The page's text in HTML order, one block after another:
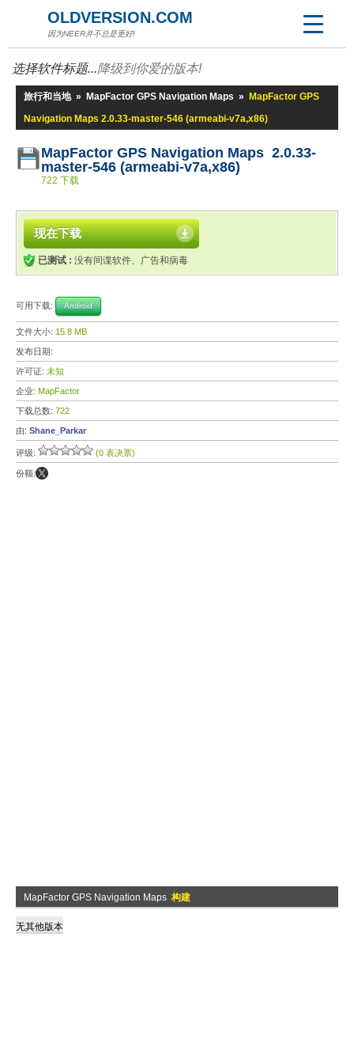
OLDVERSION.COM
因为NEER并不总是更好!
选择软件标题...降级到你爱的版本!
旅行和当地 » MapFactor GPS Navigation Maps »
MapFactor GPS
Navigation Maps 2.0.33-master-546 (armeabi-v7a,x86)
MapFactor GPS Navigation Maps 2.0.33-
master-546 (armeabi-v7a,x86)
722 下载
现在下载
已测试 : 没有间谍软件、广告和病毒
可用下载: Android
文件大小: 15.8 MB
发布日期:
许可证: 未知
企业: MapFactor
下载总数: 722
由: Shane_Parkar
评级: (0 表决票)
份额:
MapFactor GPS Navigation Maps 构建
无其他版本